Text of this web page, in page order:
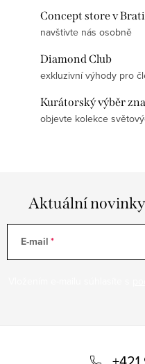
Concept store v
navštivte nás osobně
Diamond Club
exkluzivní výhody pro
Kurátorský výběr
objevte kolekce
Aktuální novinky
E-mail